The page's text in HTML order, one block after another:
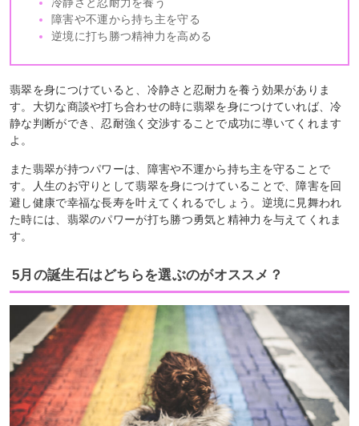
障害や不運から持ち主を守る
逆境に打ち勝つ精神力を高める
翡翠を身につけていると、冷静さと忍耐力を養う効果がありま
す。大切な商談や打ち合わせの時に翡翠を身につけていれば、冷
静な判断ができ、忍耐強く交渉することで成功に導いてくれます
よ。
また翡翠が持つパワーは、障害や不運から持ち主を守ることで
す。人生のお守りとして翡翠を身につけていることで、障害を回
避し健康で幸福な長寿を叶えてくれるでしょう。逆境に見舞われ
た時には、翡翠のパワーが打ち勝つ勇気と精神力を与えてくれま
す。
5月の誕生石はどちらを選ぶのがオススメ？